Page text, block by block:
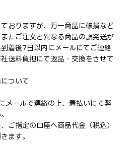
おりますが、万一商品に破損など
たご注文と異なる商品の誤発送が
着後7日以内にメールにてご連絡
送料負担にて返品・交換をさせて
ついて
メールで連絡の上、着払いにて弊
ご指定の口座へ商品代金（税込）
ます。